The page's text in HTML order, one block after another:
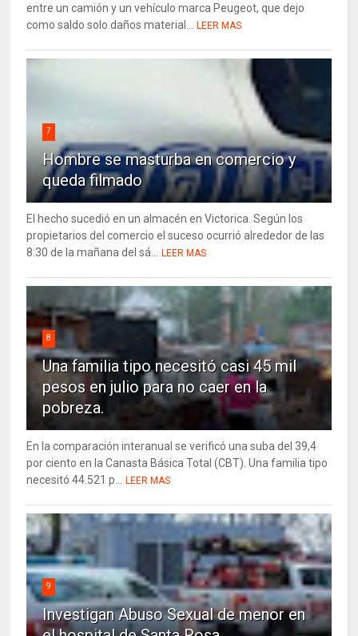
entre un camión y un vehículo marca Peugeot, que dejo
como saldo solo daños material...
LEER MAS
7
Hombre se masturba en comercio y
queda filmado
El hecho sucedió en un almacén en Victorica. Según los
propietarios del comercio el suceso ocurrió alrededor de las
8:30 de la mañana del sá...
LEER MAS
8
Una familia tipo necesitó casi 45 mil
pesos en julio para no caer en la
pobreza.
En la comparación interanual se verificó una suba del 39,4
por ciento en la Canasta Básica Total (CBT). Una familia tipo
necesitó 44.521 p...
LEER MAS
9
Investigan Abuso Sexual de menor en